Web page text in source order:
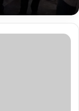
النائب